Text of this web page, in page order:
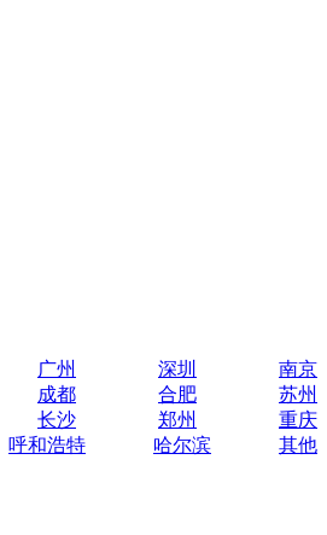
广州 深圳
南京
成都 合肥
苏州
长沙 郑州
重庆
呼和浩特 哈尔滨
其他